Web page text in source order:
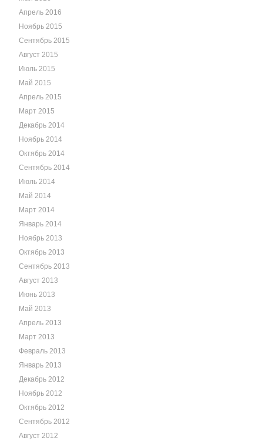
Апрель 2016
Ноябрь 2015
Сентябрь 2015
Август 2015
Июль 2015
Май 2015
Апрель 2015
Март 2015
Декабрь 2014
Ноябрь 2014
Октябрь 2014
Сентябрь 2014
Июль 2014
Май 2014
Март 2014
Январь 2014
Ноябрь 2013
Октябрь 2013
Сентябрь 2013
Август 2013
Июнь 2013
Май 2013
Апрель 2013
Март 2013
Февраль 2013
Январь 2013
Декабрь 2012
Ноябрь 2012
Октябрь 2012
Сентябрь 2012
Август 2012